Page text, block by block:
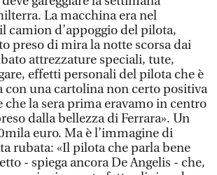
La macchina era nel
camion d’appoggio del pilota,
preso di mira la notte scorsa dai
attrezzature speciali, tute,
effetti personali del pilota che è
con una cartolina non certo positiva
che la sera prima eravamo in centro
dalla bellezza di Ferrara». Un
euro. Ma è l’immagine di
rubata: «Il pilota che parla bene
- spiega ancora De Angelis - che,